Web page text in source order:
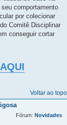
comportamento
por colecionar
Comitê Disciplinar
conseguir cortar
AQUI
Voltar ao topo
Fórum: Novidades